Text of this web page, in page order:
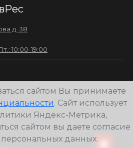
д. 38
10:00-19:00
сайтом Вы принимаете
. Сайт использует
Яндекс-Метрика,
сайтом вы даете согласие
персональных данных.